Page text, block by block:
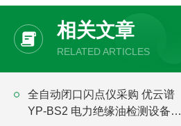
相关文章
RELATED ARTICLES
全自动闭口闪点仪采购 优云谱
YP-BS2 电力绝缘油检测设备现